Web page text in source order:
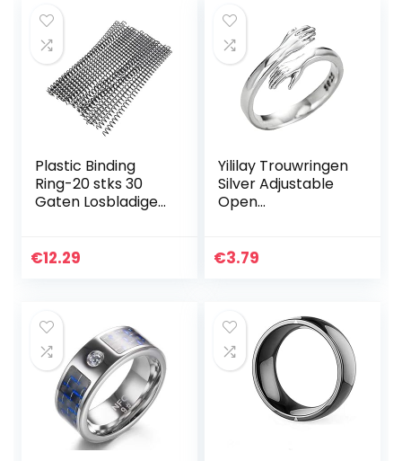
Plastic Binding
Ring-20 stks 30
Gaten Losbladige
Ringen Voor A4
€12.29
Yililay Trouwringen
Silver Adjustable
Open
Hands Embrace
€3.79